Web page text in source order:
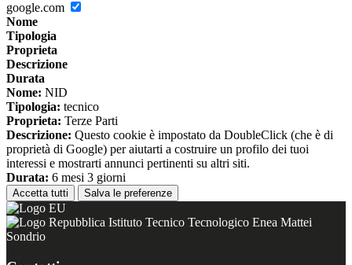
google.com
Nome
Tipologia
Proprieta
Descrizione
Durata
Nome: NID
Tipologia: tecnico
Proprieta: Terze Parti
Descrizione: Questo cookie è impostato da DoubleClick (che è di
proprietà di Google) per aiutarti a costruire un profilo dei tuoi
interessi e mostrarti annunci pertinenti su altri siti.
Durata: 6 mesi 3 giorni
Accetta tutti Salva le preferenze
Istituto Tecnico Tecnologico Enea Mattei
Sondrio